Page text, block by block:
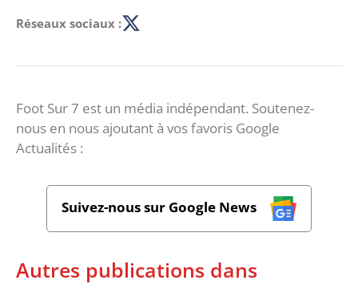
Réseaux sociaux :
Foot Sur 7 est un média indépendant. Soutenez-
nous en nous ajoutant à vos favoris Google
Actualités :
Suivez-nous sur Google News
Autres publications dans